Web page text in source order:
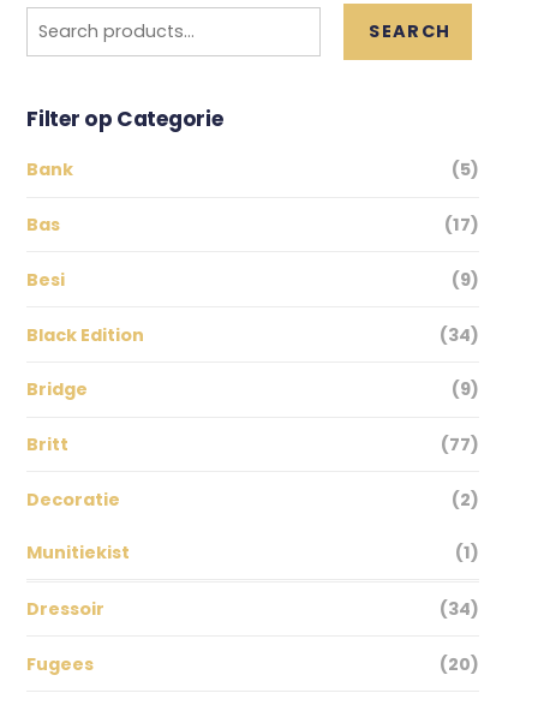
for:
SEARCH
Filter op Categorie
Bank (5)
Bas (17)
Besi (9)
Black Edition (34)
Bridge (9)
Britt (77)
Decoratie (2)
Munitiekist (1)
Dressoir (34)
Fugees (20)